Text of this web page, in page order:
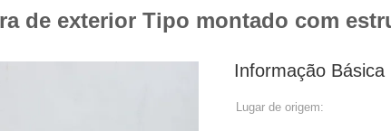
de exterior Tipo montado com
Informação Básica
Lugar de origem: